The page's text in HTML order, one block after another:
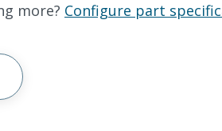
more? Configure part